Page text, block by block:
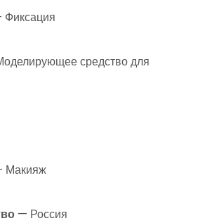
средство для
Макияж
— Россия